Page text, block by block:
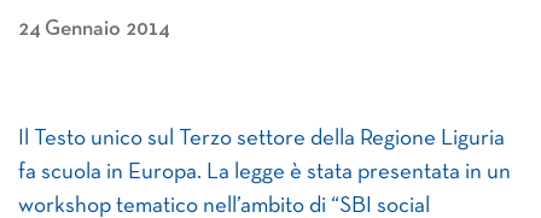
24 Gennaio 2014
Il Testo unico sul Terzo settore della Regione Liguria
fa scuola in Europa. La legge è stata presentata in un
workshop tematico nell’ambito di “SBI social